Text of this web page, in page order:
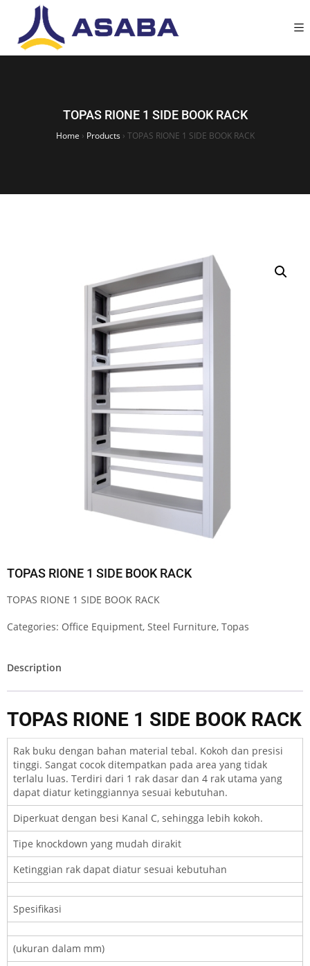
TOPAS RIONE 1 SIDE BOOK RACK
Home › Products› TOPAS RIONE 1 SIDE BOOK RACK
TOPAS RIONE 1 SIDE BOOK RACK
TOPAS RIONE 1 SIDE BOOK RACK
Categories: Office Equipment, Steel Furniture, Topas
Description
TOPAS RIONE 1 SIDE BOOK RACK
Rak buku dengan bahan material tebal. Kokoh dan presisi
tinggi. Sangat cocok ditempatkan pada area yang tidak
terlalu luas. Terdiri dari 1 rak dasar dan 4 rak utama yang
dapat diatur ketinggiannya sesuai kebutuhan.
Diperkuat dengan besi Kanal C, sehingga lebih kokoh.
Tipe knockdown yang mudah dirakit
Ketinggian rak dapat diatur sesuai kebutuhan
Spesifikasi
(ukuran dalam mm)